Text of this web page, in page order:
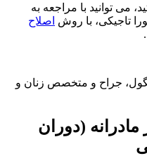
می توانید با مراجعه به
تاجیکی، با روش اصلاح
جراح و متخصص زنان و
(دوران